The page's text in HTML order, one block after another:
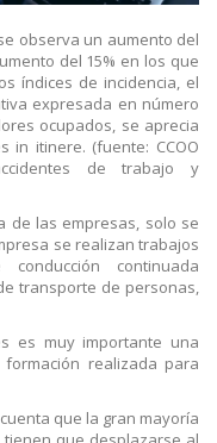
observa un aumento del
del 15% en los que
índices de incidencia, el
expresada en número
ocupados, se aprecia
in itinere. (fuente: CCOO
de trabajo y
de las empresas, solo se
se realizan trabajos
continuada
transporte de personas,
es muy importante una
realizada para
que la gran mayoría